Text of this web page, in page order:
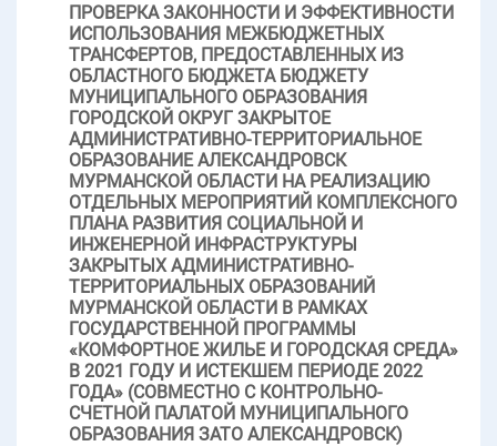
ПРОВЕРКА ЗАКОННОСТИ И ЭФФЕКТИВНОСТИ
ИСПОЛЬЗОВАНИЯ МЕЖБЮДЖЕТНЫХ
ТРАНСФЕРТОВ, ПРЕДОСТАВЛЕННЫХ ИЗ
ОБЛАСТНОГО БЮДЖЕТА БЮДЖЕТУ
МУНИЦИПАЛЬНОГО ОБРАЗОВАНИЯ
ГОРОДСКОЙ ОКРУГ ЗАКРЫТОЕ
АДМИНИСТРАТИВНО-ТЕРРИТОРИАЛЬНОЕ
ОБРАЗОВАНИЕ АЛЕКСАНДРОВСК
МУРМАНСКОЙ ОБЛАСТИ НА РЕАЛИЗАЦИЮ
ОТДЕЛЬНЫХ МЕРОПРИЯТИЙ КОМПЛЕКСНОГО
ПЛАНА РАЗВИТИЯ СОЦИАЛЬНОЙ И
ИНЖЕНЕРНОЙ ИНФРАСТРУКТУРЫ
ЗАКРЫТЫХ АДМИНИСТРАТИВНО-
ТЕРРИТОРИАЛЬНЫХ ОБРАЗОВАНИЙ
МУРМАНСКОЙ ОБЛАСТИ В РАМКАХ
ГОСУДАРСТВЕННОЙ ПРОГРАММЫ
«КОМФОРТНОЕ ЖИЛЬЕ И ГОРОДСКАЯ СРЕДА»
В 2021 ГОДУ И ИСТЕКШЕМ ПЕРИОДЕ 2022
ГОДА» (СОВМЕСТНО С КОНТРОЛЬНО-
СЧЕТНОЙ ПАЛАТОЙ МУНИЦИПАЛЬНОГО
ОБРАЗОВАНИЯ ЗАТО АЛЕКСАНДРОВСК)